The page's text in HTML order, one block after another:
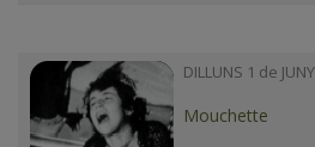
DILLUNS 1 de
Mouchette